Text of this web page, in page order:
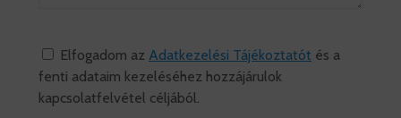
Elfogadom az Adatkezelési Tájékoztatót és a
fenti adataim kezeléséhez hozzájárulok
kapcsolatfelvétel céljából.